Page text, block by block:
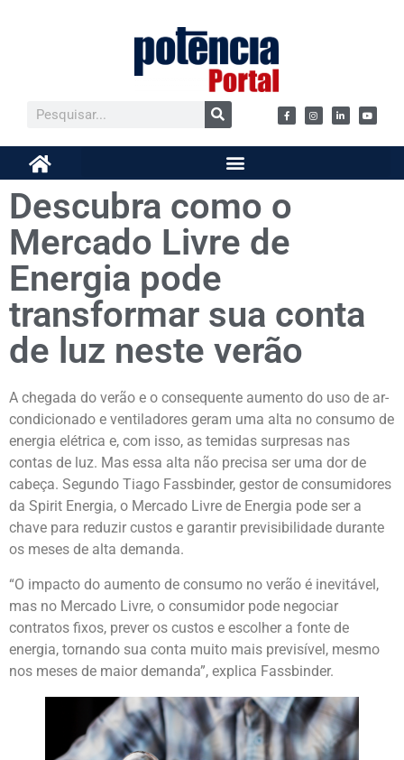
Descubra como o
Mercado Livre de
Energia pode
transformar sua conta
de luz neste verão
A chegada do verão e o consequente aumento do uso de ar-
condicionado e ventiladores geram uma alta no consumo de
energia elétrica e, com isso, as temidas surpresas nas
contas de luz. Mas essa alta não precisa ser uma dor de
cabeça. Segundo Tiago Fassbinder, gestor de consumidores
da Spirit Energia, o Mercado Livre de Energia pode ser a
chave para reduzir custos e garantir previsibilidade durante
os meses de alta demanda.
“O impacto do aumento de consumo no verão é inevitável,
mas no Mercado Livre, o consumidor pode negociar
contratos fixos, prever os custos e escolher a fonte de
energia, tornando sua conta muito mais previsível, mesmo
nos meses de maior demanda”, explica Fassbinder.